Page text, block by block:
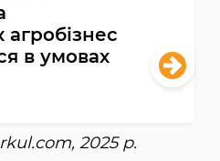
агробізнес
в умовах
2025 р.